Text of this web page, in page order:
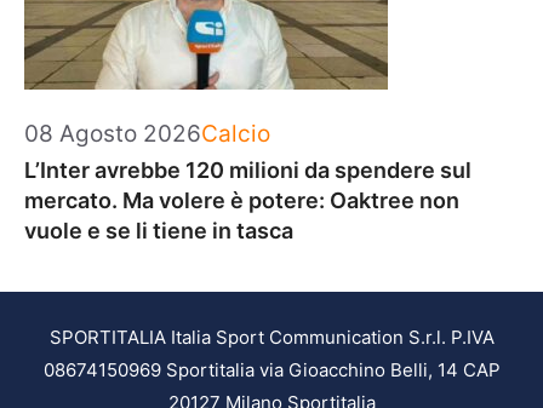
08 Agosto 2026Categorie
Calcio
L’Inter avrebbe 120 milioni da spendere sul
mercato. Ma volere è potere: Oaktree non
vuole e se li tiene in tasca
SPORTITALIA Italia Sport Communication S.r.l. P.IVA
08674150969 Sportitalia via Gioacchino Belli, 14 CAP
20127 Milano Sportitalia